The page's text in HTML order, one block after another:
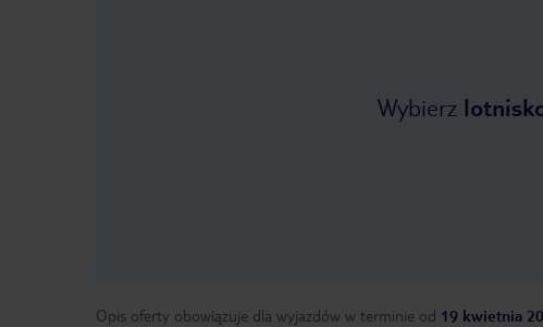
Wybierz
Opis oferty obowiązuje dla wyjazdów w terminie od 19 kwietnia